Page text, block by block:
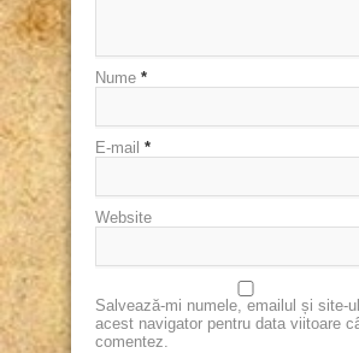
Nume *
E-mail *
Website
Salvează-mi numele, emailul și site-
acest navigator pentru data viitoare
comentez.